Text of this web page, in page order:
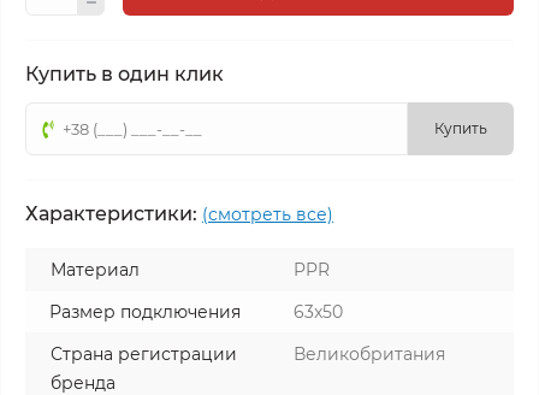
Купить в один клик
Купить
Характеристики: (смотреть все)
Материал
PPR
Размер подключения
63x50
Страна регистрации
бренда
Великобритания